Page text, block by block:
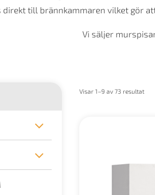
direkt till brännkammaren vilket gör
Vi säljer
Visar 1–9 av 73 resultat